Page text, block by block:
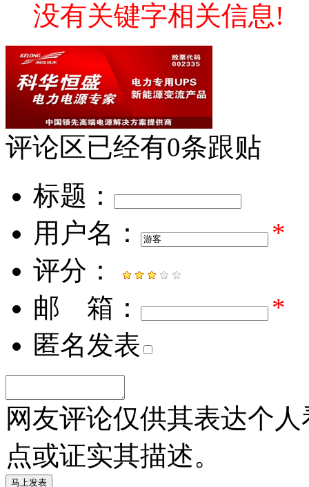
没有关键字相关信息!
评论区已经有0条跟贴
标题：
用户名：
*
评分：
邮 箱：
*
匿名发表
网友评论仅供其表达个
点或证实其描述。